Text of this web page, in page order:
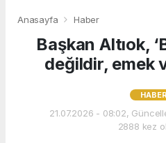
Anasayfa Haber
Başkan Altıok,
değildir, emek
HABER
21.07.2026 - 08:02,
2888 kez